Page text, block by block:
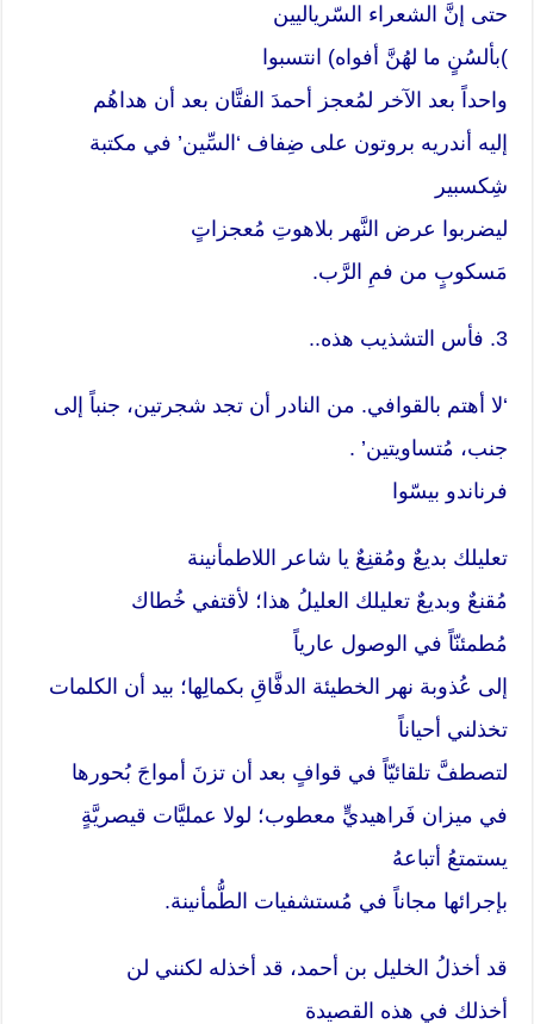
حتى إنَّ الشعراء السّرياليين
)بألسُنٍ ما لهُنَّ أفواه) انتسبوا
واحداً بعد الآخر لمُعجز أحمدَ الفتَّان بعد أن هداهُم
إليه أندريه بروتون على ضِفاف ‘السِّين’ في مكتبة
شِكسبير
ليضربوا عرض النَّهر بلاهوتِ مُعجزاتٍ
مَسكوبٍ من فمِ الرَّب.
3. فأس التشذيب هذه..
‘لا أهتم بالقوافي. من النادر أن تجد شجرتين، جنباً إلى
جنب، مُتساويتين’ .
فرناندو بيسّوا
تعليلك بديعٌ ومُقنِعٌ يا شاعر اللاطمأنينة
مُقنعٌ وبديعٌ تعليلك العليلُ هذا؛ لأقتفي خُطاك
مُطمئنّاً في الوصول عارياً
إلى عُذوبة نهر الخطيئة الدفَّاقِ بكمالِها؛ بيد أن الكلمات
تخذلني أحياناً
لتصطفَّ تلقائيّاً في قوافٍ بعد أن تزنَ أمواجَ بُحورها
في ميزان فَراهيديٍّ معطوب؛ لولا عمليَّات قيصريَّةٍ
يستمتعُ أتباعهُ
بإجرائها مجاناً في مُستشفيات الطُّمأنينة.
قد أخذلُ الخليل بن أحمد، قد أخذله لكنني لن
أخذلك في هذه القصيدة